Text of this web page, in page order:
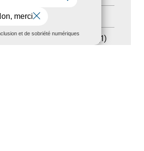
MENU
mondial du tourisme (1)